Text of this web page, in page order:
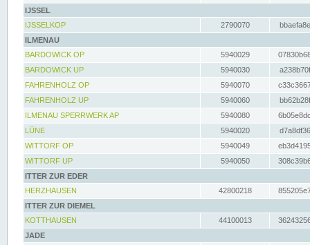
IJSSEL
IJSSELKOP
2790070
ILMENAU
BARDOWICK OP
5940029
BARDOWICK UP
5940030
FAHRENHOLZ OP
5940070
FAHRENHOLZ UP
5940060
ILMENAU SPERRWERK AP
5940080
LÜNE
5940020
WITTORF OP
5940049
WITTORF UP
5940050
ITTER ZUR EDER
HERZHAUSEN
42800218
ITTER ZUR DIEMEL
KOTTHAUSEN
44100013
JADE